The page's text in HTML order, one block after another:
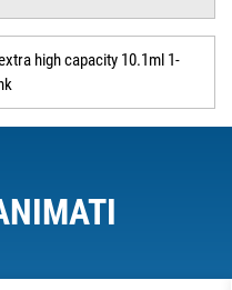
high capacity 10.1ml 1-